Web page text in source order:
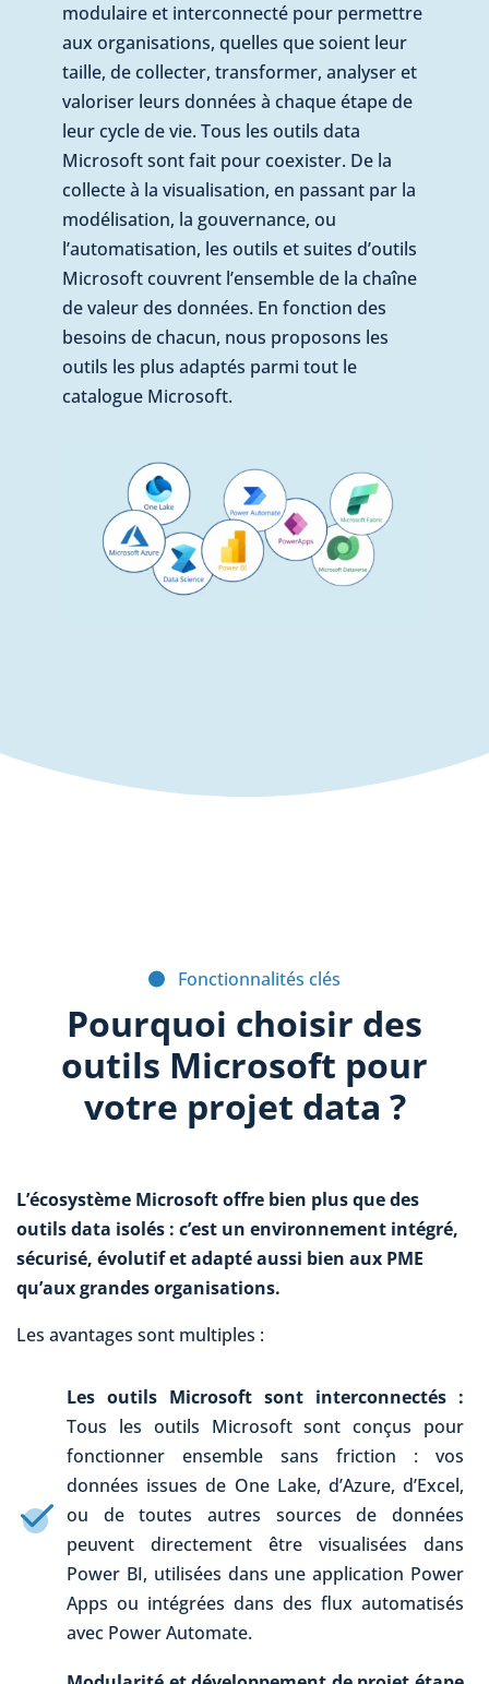
modulaire et interconnecté pour permettre
aux organisations, quelles que soient leur
taille, de collecter, transformer, analyser et
valoriser leurs données à chaque étape de
leur cycle de vie. Tous les outils data
Microsoft sont fait pour coexister. De la
collecte à la visualisation, en passant par la
modélisation, la gouvernance, ou
l’automatisation, les outils et suites d’outils
Microsoft couvrent l’ensemble de la chaîne
de valeur des données. En fonction des
besoins de chacun, nous proposons les
outils les plus adaptés parmi tout le
catalogue Microsoft.
Fonctionnalités clés
Pourquoi choisir des
outils Microsoft pour
votre projet data ?
L’écosystème Microsoft offre bien plus que des
outils data isolés : c’est un environnement intégré,
sécurisé, évolutif et adapté aussi bien aux PME
qu’aux grandes organisations.
Les avantages sont multiples :
Les outils Microsoft sont interconnectés :
Tous les outils Microsoft sont conçus pour
fonctionner ensemble sans friction : vos
données issues de One Lake, d’Azure, d’Excel,
ou de toutes autres sources de données
peuvent directement être visualisées dans
Power BI, utilisées dans une application Power
Apps ou intégrées dans des flux automatisés
avec Power Automate.